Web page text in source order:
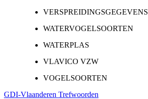
VERSPREIDINGSGEGEVENS
WATERVOGELSOORTEN
WATERPLAS
VLAVICO VZW
VOGELSOORTEN
GDI-Vlaanderen Trefwoorden